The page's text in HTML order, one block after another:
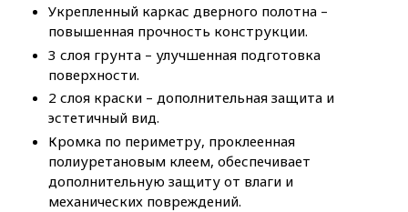
Укрепленный каркас дверного полотна –
повышенная прочность конструкции.
3 слоя грунта – улучшенная подготовка
поверхности.
2 слоя краски – дополнительная защита и
эстетичный вид.
Кромка по периметру, проклеенная
полиуретановым клеем, обеспечивает
дополнительную защиту от влаги и
механических повреждений.